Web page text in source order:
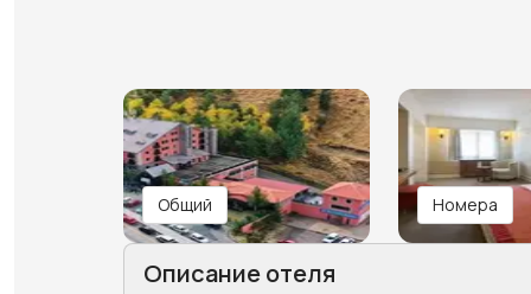
Общий Номера
Описание отеля